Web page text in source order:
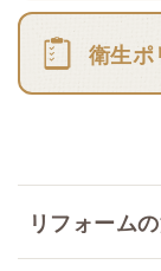
衛生ポ
リフォーム